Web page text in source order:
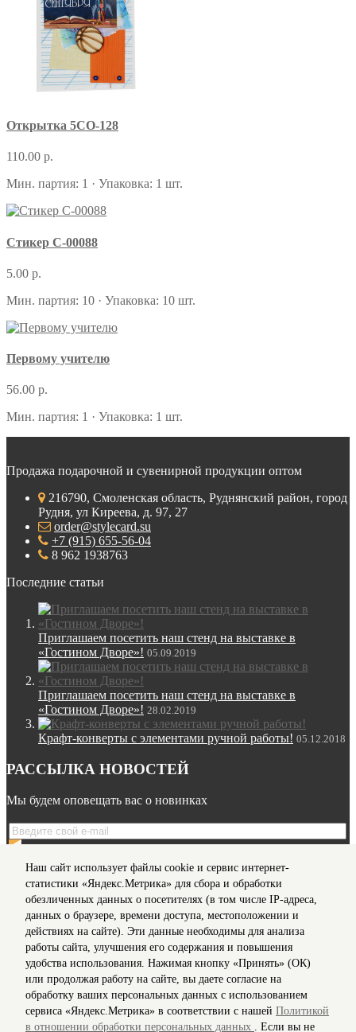
Открытка 5СО-128
110.00 р.
Мин. партия: 1 · Упаковка: 1 шт.
Стикер С-00088
5.00 р.
Мин. партия: 10 · Упаковка: 10 шт.
Первому учителю
56.00 р.
Мин. партия: 1 · Упаковка: 1 шт.
Продажа подарочной и сувенирной продукции оптом
216790, Смоленская область, Руднянский район, город
Рудня, ул Киреева, д. 97, 27
order@stylecard.su
+7 (915) 655-56-04
8 962 1938763
Последние статьи
Приглашаем посетить наш стенд на выставке в
«Гостином Дворе»! 05.09.2019
Приглашаем посетить наш стенд на выставке в
«Гостином Дворе»! 28.02.2019
Крафт-конверты с элементами ручной работы! 05.12.2018
РАССЫЛКА НОВОСТЕЙ
Мы будем оповещать вас о новинках
Я даю согласие на обработку моихперсональных данных
на условиях, предусмотренных вПолитикев отношении
обработки персональных данных
Мы в соц сетях
Информация для клиентов
Согласие на обработку персональных данных
О нас
Доставка
Наш сайт использует файлы cookie и сервис интернет-
статистики «Яндекс.Метрика» для сбора и обработки
обезличенных данных о посетителях (в том числе IP-адреса,
данных о браузере, времени доступа, местоположении и
действиях на сайте). Эти данные необходимы для анализа
работы сайта, улучшения его содержания и повышения
удобства использования. Нажимая кнопку «Принять» (ОК)
или продолжая работу на сайте, вы даете согласие на
обработку ваших персональных данных с использованием
сервиса «Яндекс.Метрика» в соответствии с нашей Политикой
в отношении обработки персональных данных . Если вы не